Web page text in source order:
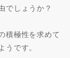
でしょうか？
積極性を求めて
です。